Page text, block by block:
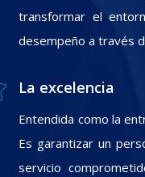
transformar el
desempeño a través
La excelencia
Entendida como la
Es garantizar un
servicio